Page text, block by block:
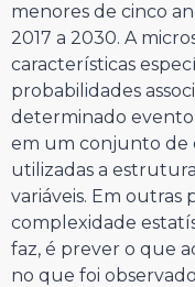
menores de cinco
2017 a 2030. A
características
probabilidades
determinado evento.
em um conjunto de
utilizadas a
variáveis. Em outras
complexidade
faz, é prever o que
no que foi